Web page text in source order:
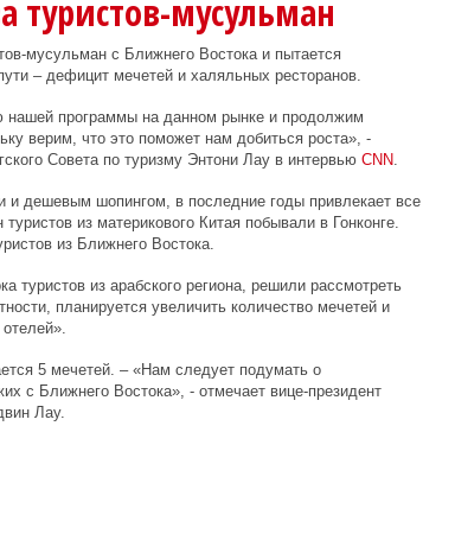
туристов-мусульман
мусульман с Ближнего Востока и пытается
– дефицит мечетей и халяльных ресторанов.
программы на данном рынке и продолжим
верим, что это поможет нам добиться роста», -
Совета по туризму Энтони Лау в интервью CNN
и дешевым шопингом, в последние годы привлекает все
из материкового Китая побывали в Гонконге.
из Ближнего Востока.
туристов из арабского региона, решили рассмотреть
планируется увеличить количество мечетей и
5 мечетей. – «Нам следует подумать о
с Ближнего Востока», - отмечает вице-президент
Лау.